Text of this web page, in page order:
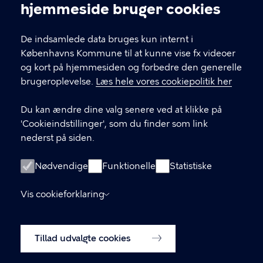
hjemmeside bruger cookies
De indsamlede data bruges kun internt i
Københavns Kommune til at kunne vise fx videoer
og kort på hjemmesiden og forbedre den generelle
brugeroplevelse. Læs hele vores cookiepolitik her
Du kan ændre dine valg senere ved at klikke på
'Cookieindstillinger', som du finder som link
nederst på siden.
Nødvendige Funktionelle Statistiske
Vis cookieforklaring
Tillad udvalgte cookies
nikolajkunsthal@kff.kk.dk
EAN: 5798009780331
LINKS
Kontakt
Facebook
Instagram
Linkedin
Cookiepolitik